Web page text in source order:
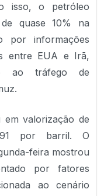
isso, o petróleo
quase 10% na
por informações
entre EUA e Irã,
ao tráfego de
valorização de
por barril. O
feira mostrou
por fatores
ao cenário